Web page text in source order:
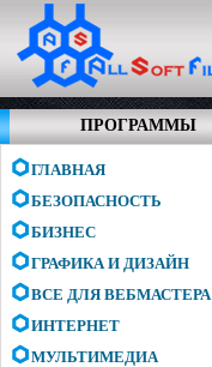
ПРОГРАММЫ
ГЛАВНАЯ
БЕЗОПАСНОСТЬ
БИЗНЕС
ГРАФИКА И ДИЗАЙН
ВСЕ ДЛЯ ВЕБМАСТЕРА
ИНТЕРНЕТ
МУЛЬТИМЕДИА